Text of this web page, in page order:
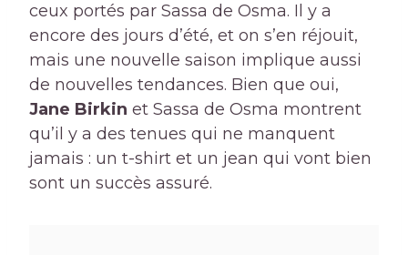
ceux portés par Sassa de Osma. Il y a
encore des jours d’été, et on s’en réjouit,
mais une nouvelle saison implique aussi
de nouvelles tendances. Bien que oui,
Jane Birkin et Sassa de Osma montrent
qu’il y a des tenues qui ne manquent
jamais : un t-shirt et un jean qui vont bien
sont un succès assuré.